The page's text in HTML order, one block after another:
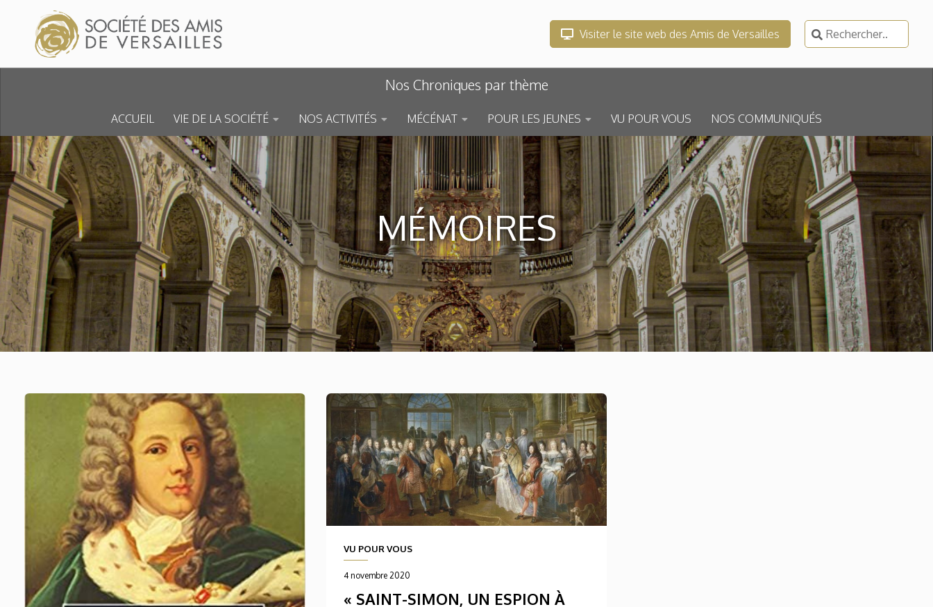
Skip to content
Visiter le site web des Amis de Versailles
Rechercher :
Nos Chroniques par thème
ACCUEIL VIE DE LA SOCIÉTÉ NOS ACTIVITÉS MÉCÉNAT POUR LES JEUNES VU POUR VOUS NOS COMMUNIQUÉS
MÉMOIRES
VU POUR VOUS
4 novembre 2020
« SAINT-SIMON, UN ESPION À